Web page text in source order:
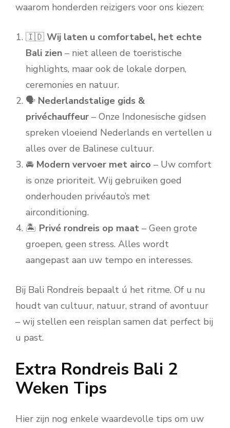
waarom honderden reizigers voor ons kiezen:
🇮🇩 Wij laten u comfortabel, het echte
Bali zien – niet alleen de toeristische
highlights, maar ook de lokale dorpen,
ceremonies en natuur.
🗣️ Nederlandstalige gids &
privéchauffeur – Onze Indonesische gidsen
spreken vloeiend Nederlands en vertellen u
alles over de Balinese cultuur.
🚘 Modern vervoer met airco – Uw comfort
is onze prioriteit. Wij gebruiken goed
onderhouden privéauto’s met
airconditioning.
🏝️ Privé rondreis op maat – Geen grote
groepen, geen stress. Alles wordt
aangepast aan uw tempo en interesses.
Bij Bali Rondreis bepaalt ú het ritme. Of u nu
houdt van cultuur, natuur, strand of avontuur
– wij stellen een reisplan samen dat perfect bij
u past.
Extra Rondreis Bali 2
Weken Tips
Hier zijn nog enkele waardevolle tips om uw